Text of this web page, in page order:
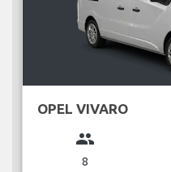
OPEL VIVARO
group
8